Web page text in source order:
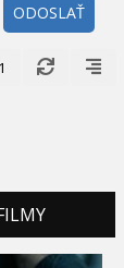
ODOSLAŤ